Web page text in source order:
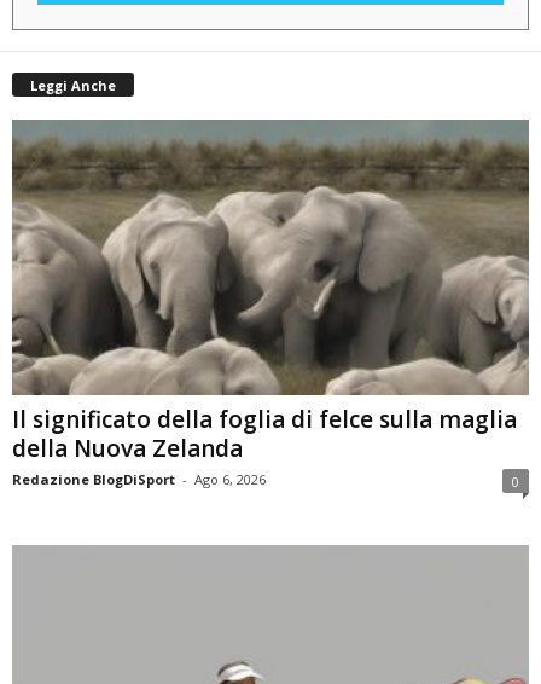
Leggi Anche
Il significato della foglia di felce sulla maglia
della Nuova Zelanda
Redazione BlogDiSport - Ago 6, 2026 0